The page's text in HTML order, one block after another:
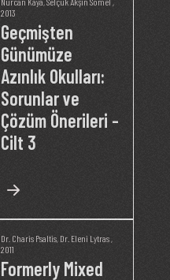
2013
Geçmişten
Günümüze
Azınlık Okulları:
Sorunlar ve
Çözüm Önerileri -
Cilt 3
Dr. Charis Psaltis, Dr. Eleni Lytras ,
2011
Formerly Mixed